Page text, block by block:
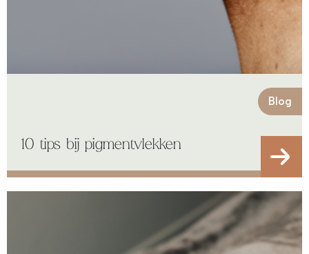
Blog
10 tips bij pigmentvlekken